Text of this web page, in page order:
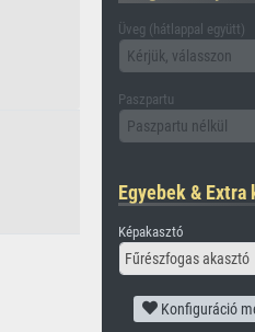
Üveg (hátlappal együtt)
Kérjük, válasszon
Paszpartu
Paszpartu nélkül
Egyebek &
Képakasztó
Fűrészfogas akasztó
Konfiguráció